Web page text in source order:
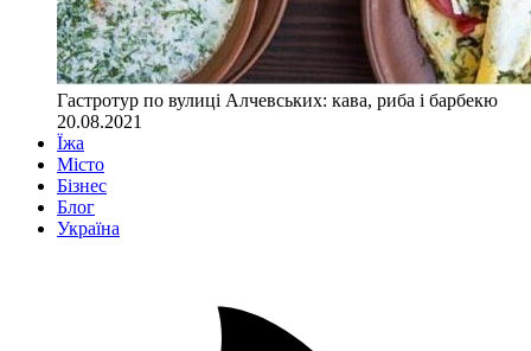
Гастротур по вулиці Алчевських: кава, риба і барбекю
20.08.2021
Їжа
Місто
Бізнес
Блог
Україна